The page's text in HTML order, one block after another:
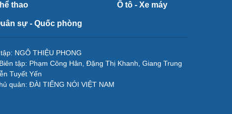
thao Ô tô - Xe máy
sự - Quốc phòng
NGÔ THIỆU PHONG
tập: Phạm Công Hân, Đặng Thị Khanh, Giang Trung
Tuyết Yến
quản: ĐÀI TIẾNG NÓI VIỆT NAM